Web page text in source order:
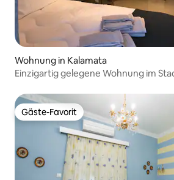
Wohnung in Kalamata
Einzigartig gelegene Wohnung im
Gäste-Favorit
Gäste-Favorit